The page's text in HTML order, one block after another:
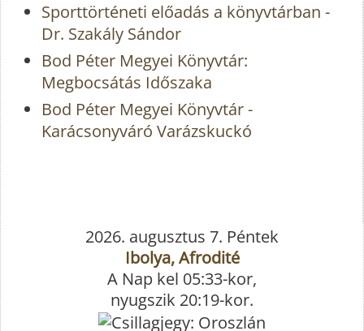
Sporttörténeti előadás a könyvtárban -
Dr. Szakály Sándor
Bod Péter Megyei Könyvtár:
Megbocsátás Időszaka
Bod Péter Megyei Könyvtár -
Karácsonyváró Varázskuckó
2026. augusztus 7. Péntek
Ibolya, Afrodité
A Nap kel 05:33-kor,
nyugszik 20:19-kor.